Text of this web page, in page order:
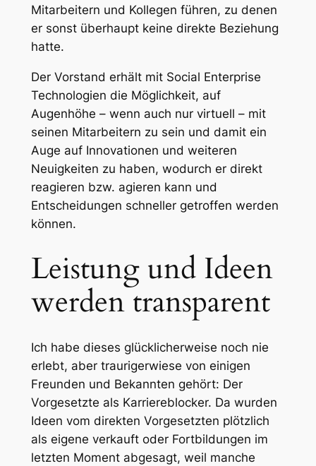
Mitarbeitern und Kollegen führen, zu denen
er sonst überhaupt keine direkte Beziehung
hatte.
Der Vorstand erhält mit Social Enterprise
Technologien die Möglichkeit, auf
Augenhöhe – wenn auch nur virtuell – mit
seinen Mitarbeitern zu sein und damit ein
Auge auf Innovationen und weiteren
Neuigkeiten zu haben, wodurch er direkt
reagieren bzw. agieren kann und
Entscheidungen schneller getroffen werden
können.
Leistung und Ideen
werden transparent
Ich habe dieses glücklicherweise noch nie
erlebt, aber traurigerwiese von einigen
Freunden und Bekannten gehört: Der
Vorgesetzte als Karriereblocker. Da wurden
Ideen vom direkten Vorgesetzten plötzlich
als eigene verkauft oder Fortbildungen im
letzten Moment abgesagt, weil manche